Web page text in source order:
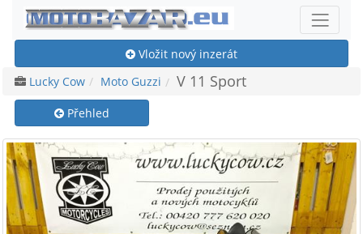
Vložit nový inzerát
Lucky Cow
Moto Guzzi V 11 Sport
Přehled